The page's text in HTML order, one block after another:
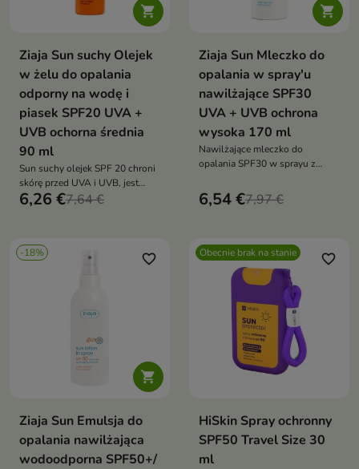

Ziaja Sun suchy Olejek
w żelu do opalania
odporny na wodę i
piasek SPF20 UVA +
UVB ochorna średnia
90 ml
Sun suchy olejek SPF 20 chroni
skórę przed UVA i UVB, jest
wodoodporny i odporny na
6,26 €7,64 €

Ziaja Sun Mleczko do
opalania w spray'u
nawilżające SPF30
UVA + UVB ochrona
wysoka 170 ml
Nawilżające mleczko do
opalania SPF30 w sprayu z
przed przebarwieniami i
podrażnieniami, szybko się
6,54 €7,97 €
-18%

favorite_border
Ziaja Sun Emulsja do
opalania nawilżająca
wodoodporna SPF50+/
Obecnie brak na stanie favorite_border
HiSkin Spray ochronny
SPF50 Travel Size 30
ml